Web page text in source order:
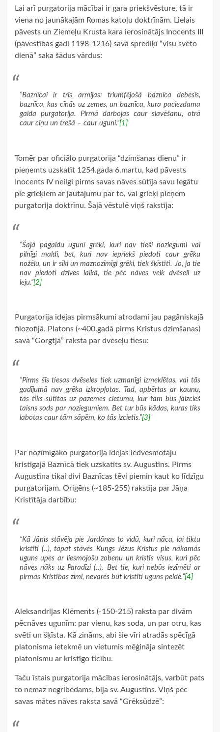
Lai arī purgatorija mācībai ir gara priekšvēsture, tā ir
viena no jaunākajām Romas katoļu doktrīnām. Lielais
pāvests un Ziemeļu Krusta kara ierosinātājs Inocents III
(pāvestības gadi 1198-1216) savā sprediķī “visu svēto
dienā” saka šādus vārdus:
“Baznīcai ir trīs armijas: triumfējošā baznīca debesīs,
baznīca, kas cīnās uz zemes, un baznīca, kura paciezdama
gaida purgatorija. Pirmā darbojas caur slavēšanu, otrā
caur cīņu un trešā – caur uguni.”[1]
Tomēr par oficiālo purgatorija “dzimšanas dienu” ir
pieņemts uzskatīt 1254.gada 6.martu, kad pāvests
Inocents IV neilgi pirms savas nāves sūtīja savu legātu
pie grieķiem ar jautājumu par to, vai grieķi pieņem
purgatorija doktrīnu. Šajā vēstulē viņš rakstīja:
“Šajā pagaidu ugunī grēki, kuri nav tieši noziegumi vai
pilnīgi maldi, bet, kuri nav iepriekš piedoti caur grēku
nožēlu, un ir sīki un maznozīmīgi grēki, tiek šķīstīti. Jo, ja tie
nav piedoti dzīves laikā, tie pēc nāves velk dvēseli uz
leju.”[2]
Purgatorija idejas pirmsākumi atrodami jau pagāniskajā
filozofijā. Platons (~400.gadā pirms Kristus dzimšanas)
savā “Gorgtjā” raksta par dvēseļu tiesu:
“Pirms šīs tiesas dvēseles tiek uzmanīgi izmeklētas, vai tās
gadījumā nav grēka izkropļotas. Tad, apbērtas ar kaunu,
tās tiks sūtītas uz pazemes cietumu, kur tām būs jāizcieš
taisns sods par noziegumiem. Bet tur būs kādas, kuras tiks
labotas caur tām sāpēm, ko tās izcietīs.”[3]
Par nozīmīgāko purgatorija idejas iedvesmotāju
kristīgajā Baznīcā tiek uzskatīts sv. Augustīns. Pirms
Augustīna tikai divi Baznīcas tēvi piemin kaut ko līdzīgu
purgatorijam. Origēns (~185-255) rakstīja par Jāņa
Kristītāja darbību:
“Kā Jānis stāvēja pie Jardānas to vidū, kuri nāca, lai tiktu
kristīti (..), tāpat stāvēs Kungs Jēzus Kristus pie nākamās
uguns upes ar liesmojošu zobenu un kristīs visus, kuri pēc
nāves nāks uz Paradīzi (..). Bet tie, kuri nebūs iezīmēti ar
pirmās Kristības zīmi, nevarēs būt kristīti uguns peldē.”[4]
Aleksandrijas Klēments (-150-215) raksta par divām
pēcnāves ugunīm: par vienu, kas soda, un par otru, kas
svētī un šķīsta. Kā zināms, abi šie vīri atradās spēcīgā
platonisma ietekmē un vietumis mēģināja sintezēt
platonismu ar kristīgo ticību.
Taču īstais purgatorija mācības ierosinātājs, varbūt pats
to nemaz negribēdams, bija sv. Augustīns. Viņš pēc
savas mātes nāves raksta savā “Grēksūdzē”: